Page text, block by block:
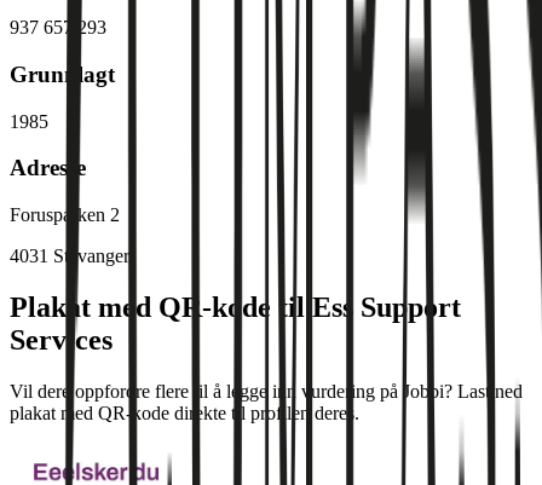
937 657 293
Grunnlagt
1985
Adresse
Forusparken 2
4031 Stavanger
Plakat med QR-kode til Ess Support
Services
Vil dere oppfordre flere til å legge inn vurdering på Jobbi? Last ned
plakat med QR-kode direkte til profilen deres.